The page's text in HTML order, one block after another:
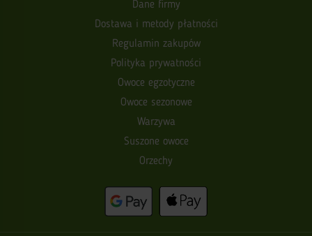
Dane firmy
Dostawa i metody płatności
Regulamin zakupów
Polityka prywatności
Owoce egzotyczne
Owoce sezonowe
Warzywa
Suszone owoce
Orzechy